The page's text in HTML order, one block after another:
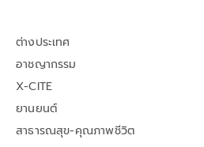
ต่างประเทศ
อาชญากรรม
X-CITE
ยานยนต์
สาธารณสุข-คุณภาพชีวิต